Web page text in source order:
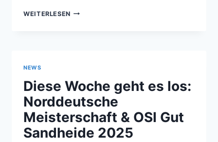
WEITERLESEN EINLADUNG
NEWS
Diese Woche geht es los:
Norddeutsche
Meisterschaft & OSI Gut
Sandheide 2025